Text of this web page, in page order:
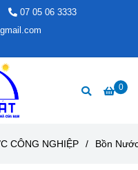
07 05 06 3333
0
CÔNG NGHIỆP / Bồn